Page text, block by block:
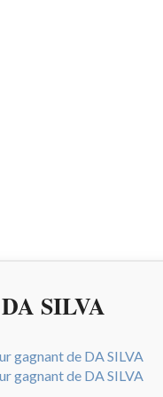
SILVA